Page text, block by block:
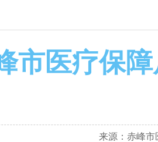
市医疗保
来源：赤峰